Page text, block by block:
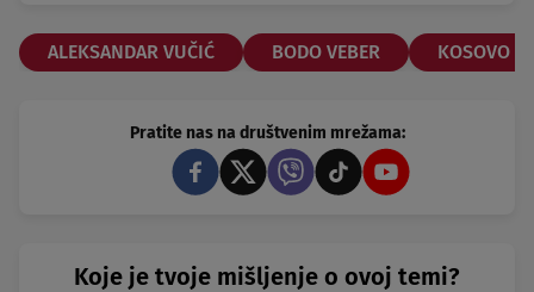
ALEKSANDAR VUČIĆ BODO VEBER KOSOVO
Pratite nas na društvenim mrežama:
Koje je tvoje mišljenje o ovoj temi?